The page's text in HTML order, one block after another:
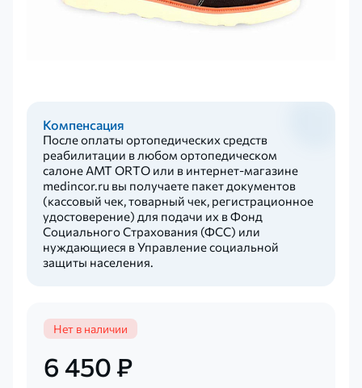
Компенсация
После оплаты ортопедических средств
реабилитации в любом ортопедическом
салоне AMT ORTO или в интернет-магазине
medincor.ru вы получаете пакет документов
(кассовый чек, товарный чек, регистрационное
удостоверение) для подачи их в Фонд
Социального Страхования (ФСС) или
нуждающиеся в Управление социальной
защиты населения.
Нет в наличии
6 450 ₽